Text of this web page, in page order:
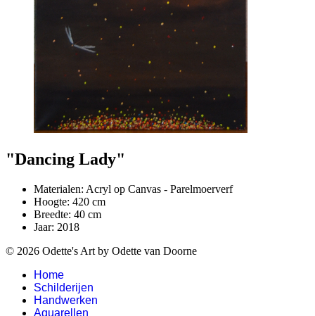
"Dancing Lady"
Materialen: Acryl op Canvas - Parelmoerverf
Hoogte: 420 cm
Breedte: 40 cm
Jaar: 2018
© 2026 Odette's Art by Odette van Doorne
Home
Schilderijen
Handwerken
Aquarellen